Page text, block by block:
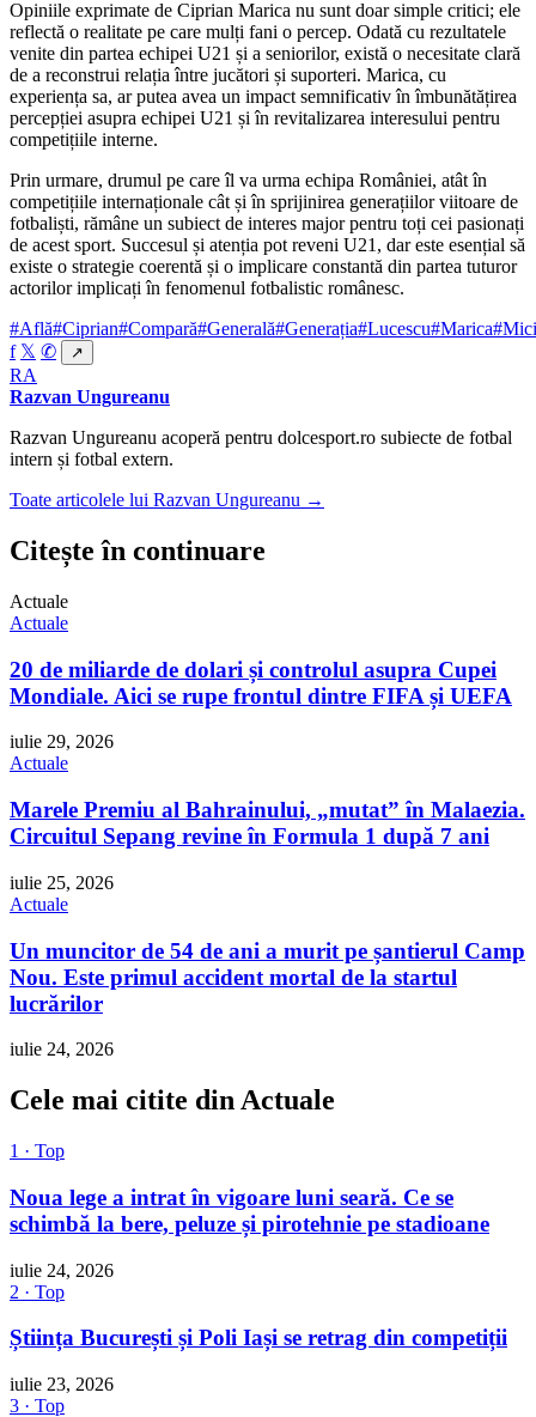
Opiniile exprimate de Ciprian Marica nu sunt doar simple critici; ele
reflectă o realitate pe care mulți fani o percep. Odată cu rezultatele
venite din partea echipei U21 și a seniorilor, există o necesitate clară
de a reconstrui relația între jucători și suporteri. Marica, cu
experiența sa, ar putea avea un impact semnificativ în îmbunătățirea
percepției asupra echipei U21 și în revitalizarea interesului pentru
competițiile interne.
Prin urmare, drumul pe care îl va urma echipa României, atât în
competițiile internaționale cât și în sprijinirea generațiilor viitoare de
fotbaliști, rămâne un subiect de interes major pentru toți cei pasionați
de acest sport. Succesul și atenția pot reveni U21, dar este esențial să
existe o strategie coerentă și o implicare constantă din partea tuturor
actorilor implicați în fenomenul fotbalistic românesc.
#Află#Ciprian#Compară#Generală#Generația#Lucescu#Marica#Mici
f 𝕏 ✆ ↗
RA
Razvan Ungureanu
Razvan Ungureanu acoperă pentru dolcesport.ro subiecte de fotbal
intern și fotbal extern.
Toate articolele lui Razvan Ungureanu →
Citește în continuare
Actuale
Actuale
20 de miliarde de dolari și controlul asupra Cupei
Mondiale. Aici se rupe frontul dintre FIFA și UEFA
iulie 29, 2026
Actuale
Marele Premiu al Bahrainului, „mutat” în Malaezia.
Circuitul Sepang revine în Formula 1 după 7 ani
iulie 25, 2026
Actuale
Un muncitor de 54 de ani a murit pe șantierul Camp
Nou. Este primul accident mortal de la startul
lucrărilor
iulie 24, 2026
Cele mai citite din Actuale
1 · Top
Noua lege a intrat în vigoare luni seară. Ce se
schimbă la bere, peluze și pirotehnie pe stadioane
iulie 24, 2026
2 · Top
Știința București și Poli Iași se retrag din competiții
iulie 23, 2026
3 · Top